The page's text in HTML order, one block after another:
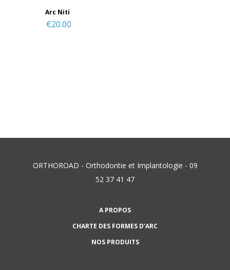
Arc Niti
€20.00
ORTHOROAD - Orthodontie et Implantologie - 09
52 37 41 47
A PROPOS
CHARTE DES FORMES D’ARC
NOS PRODUITS